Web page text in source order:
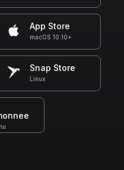
App Store
macOS 10.10+
Snap Store
Linux